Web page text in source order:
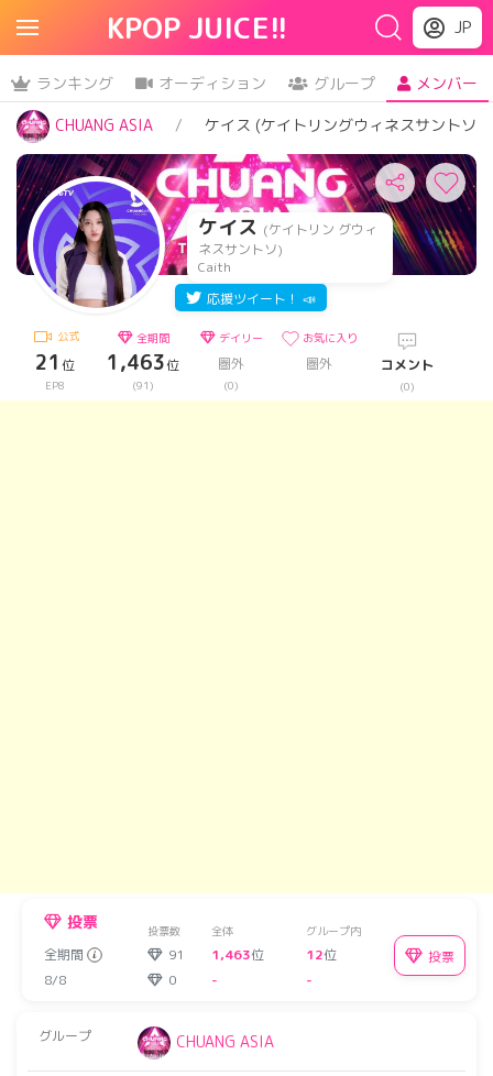
KPOP JUICE!! JP
ランキング オーディション グループ
メンバー
CHUANG ASIA
ケイス (ケイトリングウィネスサントソ)
ケイス (ケイトリン グウィ
ネスサントソ)
Caith
応援ツイート！ 📣
公式
21 位
EP8
全期間
1,463位
(91)
デイリー
圏外
(0)
お気に入り
圏外 コメント
(0)
投票 投票数 全体 グループ内
全期間 91 1,463位 12位
8/8
0 - -
投票
グループ CHUANG ASIA